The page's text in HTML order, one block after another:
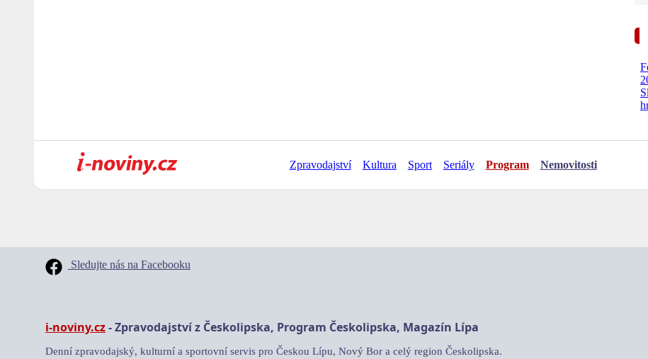
Zpravodajství Kultura Sport Seriály Program Nemovitosti
Sledujte nás na Facebooku
i-noviny.cz- Zpravodajství z Českolipska, Program Českolipska, Magazín Lípa
Denní zpravodajský, kulturní a sportovní servis pro Českou Lípu, Nový Bor a celý region Českolipska.